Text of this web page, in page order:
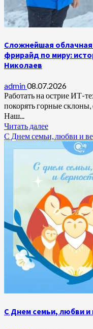
Сложнейшая облачная
фрирайд по миру:
Николаев
admin08.07.2026
Работать на острие ИТ-
покорять горные склоны,
Наш...
Читать далее
С Днем семьи, любви и
С Днем семьи, любви и